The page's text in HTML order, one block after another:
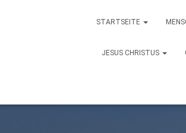
STARTSEITE
JESUS CHRISTUS